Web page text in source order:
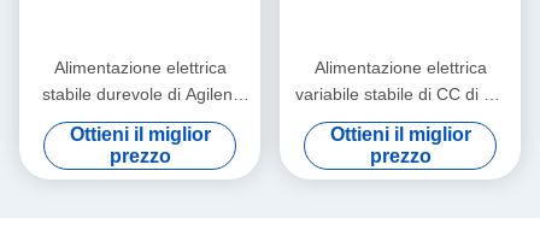
Alimentazione elettrica
stabile durevole di Agilent
Keysight E3646A con il GPIB
RS232
Ottieni il miglior
prezzo
Alimentazione elettrica
variabile stabile di CC di CA
120-200W Keysight Agilent
E3633A
Ottieni il miglior
prezzo